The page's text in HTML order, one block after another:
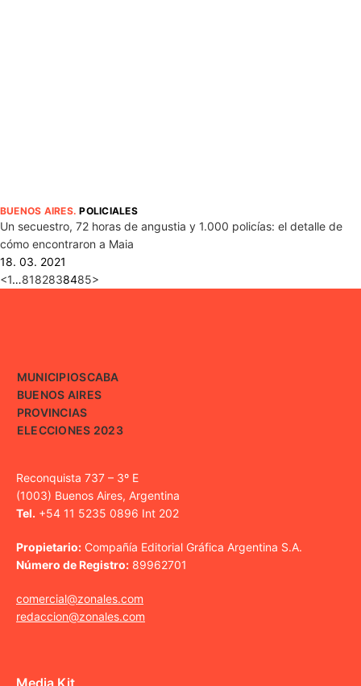
BUENOS AIRES.POLICIALES
Un secuestro, 72 horas de angustia y 1.000 policías: el detalle de
cómo encontraron a Maia
18. 03. 2021
<1…8182838485>
MUNICIPIOSCABA
BUENOS AIRES
PROVINCIAS
ELECCIONES 2023
Reconquista 737 – 3º E
(1003) Buenos Aires, Argentina
Tel. +54 11 5235 0896 Int 202
Propietario: Compañía Editorial Gráfica Argentina S.A.
Número de Registro: 89962701
comercial@zonales.com
redaccion@zonales.com
Media Kit